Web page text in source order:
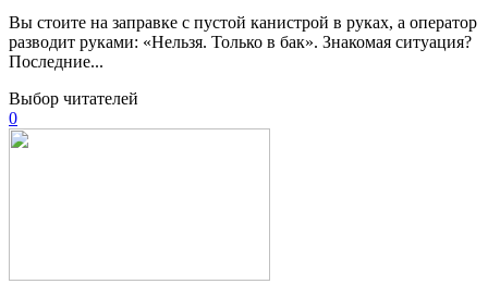
Вы стоите на заправке с пустой канистрой в руках, а оператор
разводит руками: «Нельзя. Только в бак». Знакомая ситуация?
Последние...
Выбор читателей
0